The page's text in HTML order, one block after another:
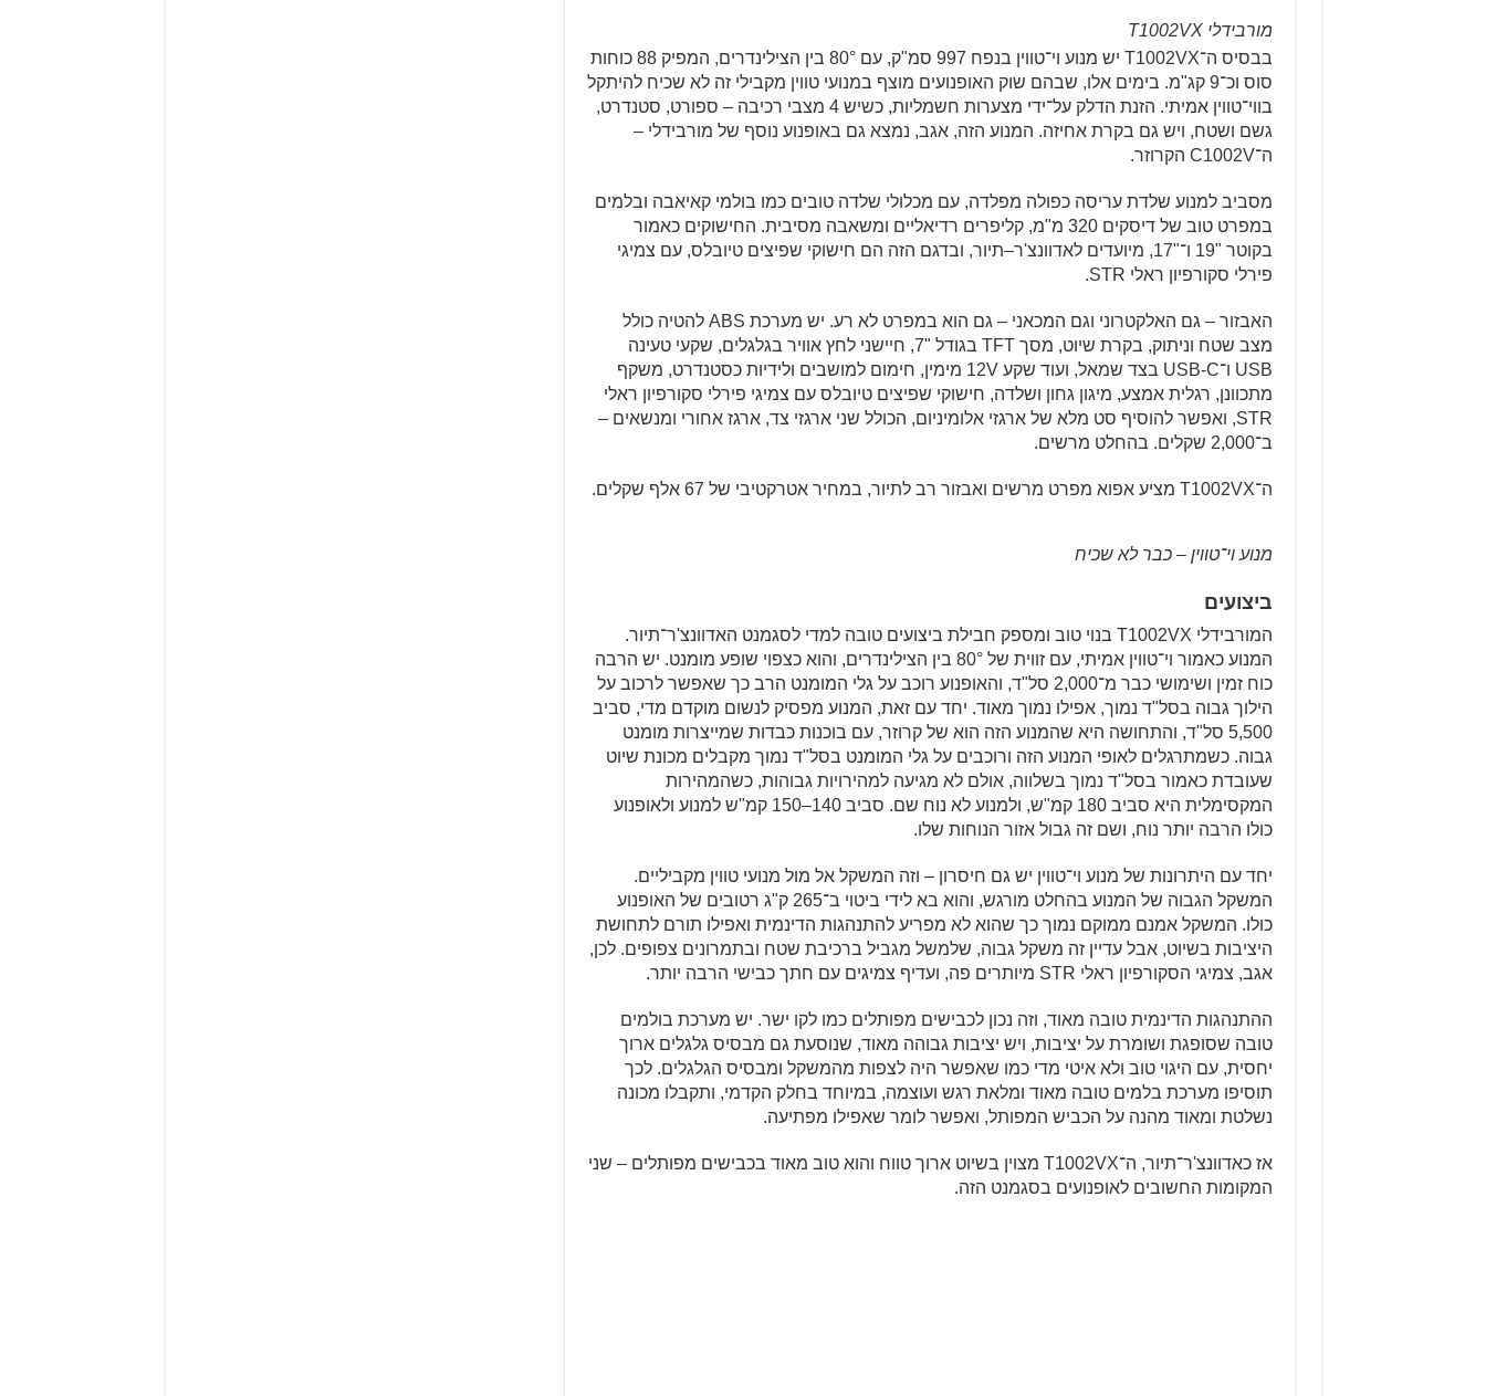
מורבידלי T1002VX
בבסיס ה־T1002VX יש מנוע וי־טווין בנפח 997 סמ"ק, עם 80° בין הצילינדרים, המפיק 88 כוחות
סוס וכ־9 קג"מ. בימים אלו, שבהם שוק האופנועים מוצף במנועי טווין מקבילי זה לא שכיח להיתקל
בווי־טווין אמיתי. הזנת הדלק על־ידי מצערות חשמליות, כשיש 4 מצבי רכיבה – ספורט, סטנדרט,
גשם ושטח, ויש גם בקרת אחיזה. המנוע הזה, אגב, נמצא גם באופנוע נוסף של מורבידלי –
ה־C1002V הקרוזר.
מסביב למנוע שלדת עריסה כפולה מפלדה, עם מכלולי שלדה טובים כמו בולמי קאיאבה ובלמים
במפרט טוב של דיסקים 320 מ"מ, קליפרים רדיאליים ומשאבה מסיבית. החישוקים כאמור
בקוטר "19 ו־"17, מיועדים לאדוונצ'ר–תיור, ובדגם הזה הם חישוקי שפיצים טיובלס, עם צמיגי
פירלי סקורפיון ראלי STR.
האבזור – גם האלקטרוני וגם המכאני – גם הוא במפרט לא רע. יש מערכת ABS להטיה כולל
מצב שטח וניתוק, בקרת שיוט, מסך TFT בגודל "7, חיישני לחץ אוויר בגלגלים, שקעי טעינה
USB ו־USB-C בצד שמאל, ועוד שקע 12V מימין, חימום למושבים ולידיות כסטנדרט, משקף
מתכוונן, רגלית אמצע, מיגון גחון ושלדה, חישוקי שפיצים טיובלס עם צמיגי פירלי סקורפיון ראלי
STR, ואפשר להוסיף סט מלא של ארגזי אלומיניום, הכולל שני ארגזי צד, ארגז אחורי ומנשאים –
ב־2,000 שקלים. בהחלט מרשים.
ה־T1002VX מציע אפוא מפרט מרשים ואבזור רב לתיור, במחיר אטרקטיבי של 67 אלף שקלים.
מנוע וי־טווין – כבר לא שכיח
ביצועים
המורבידלי T1002VX בנוי טוב ומספק חבילת ביצועים טובה למדי לסגמנט האדוונצ'ר־תיור.
המנוע כאמור וי־טווין אמיתי, עם זווית של 80° בין הצילינדרים, והוא כצפוי שופע מומנט. יש הרבה
כוח זמין ושימושי כבר מ־2,000 סל"ד, והאופנוע רוכב על גלי המומנט הרב כך שאפשר לרכוב על
הילוך גבוה בסל"ד נמוך, אפילו נמוך מאוד. יחד עם זאת, המנוע מפסיק לנשום מוקדם מדי, סביב
5,500 סל"ד, והתחושה היא שהמנוע הזה הוא של קרוזר, עם בוכנות כבדות שמייצרות מומנט
גבוה. כשמתרגלים לאופי המנוע הזה ורוכבים על גלי המומנט בסל"ד נמוך מקבלים מכונת שיוט
שעובדת כאמור בסל"ד נמוך בשלווה, אולם לא מגיעה למהירויות גבוהות, כשהמהירות
המקסימלית היא סביב 180 קמ"ש, ולמנוע לא נוח שם. סביב 140–150 קמ"ש למנוע ולאופנוע
כולו הרבה יותר נוח, ושם זה גבול אזור הנוחות שלו.
יחד עם היתרונות של מנוע וי־טווין יש גם חיסרון – וזה המשקל אל מול מנועי טווין מקביליים.
המשקל הגבוה של המנוע בהחלט מורגש, והוא בא לידי ביטוי ב־265 ק"ג רטובים של האופנוע
כולו. המשקל אמנם ממוקם נמוך כך שהוא לא מפריע להתנהגות הדינמית ואפילו תורם לתחושת
היציבות בשיוט, אבל עדיין זה משקל גבוה, שלמשל מגביל ברכיבת שטח ובתמרונים צפופים. לכן,
אגב, צמיגי הסקורפיון ראלי STR מיותרים פה, ועדיף צמיגים עם חתך כבישי הרבה יותר.
ההתנהגות הדינמית טובה מאוד, וזה נכון לכבישים מפותלים כמו לקו ישר. יש מערכת בולמים
טובה שסופגת ושומרת על יציבות, ויש יציבות גבוהה מאוד, שנוסעת גם מבסיס גלגלים ארוך
יחסית, עם היגוי טוב ולא איטי מדי כמו שאפשר היה לצפות מהמשקל ומבסיס הגלגלים. לכך
תוסיפו מערכת בלמים טובה מאוד ומלאת רגש ועוצמה, במיוחד בחלק הקדמי, ותקבלו מכונה
נשלטת ומאוד מהנה על הכביש המפותל, ואפשר לומר שאפילו מפתיעה.
אז כאדוונצ'ר־תיור, ה־T1002VX מצוין בשיוט ארוך טווח והוא טוב מאוד בכבישים מפותלים – שני
המקומות החשובים לאופנועים בסגמנט הזה.